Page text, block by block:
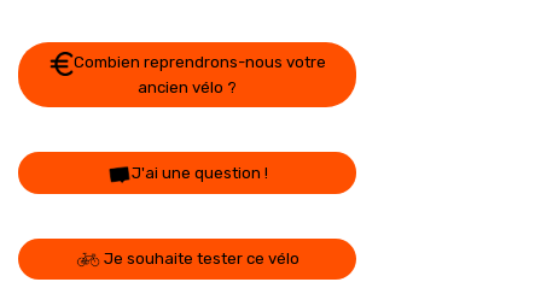
Combien reprendrons-nous votre
ancien vélo ?
J'ai une question !
Je souhaite tester ce vélo